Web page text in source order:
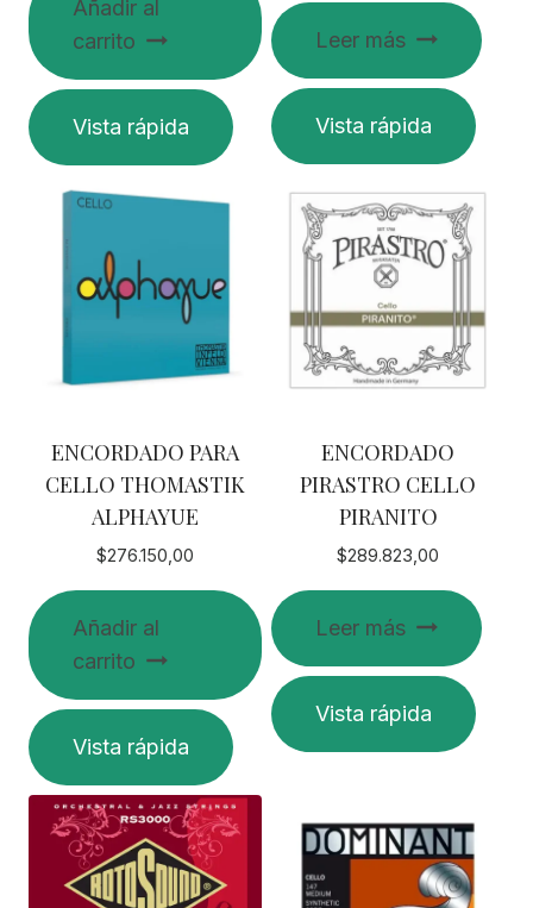
Añadir al
carrito
Vista rápida
Leer más
Vista rápida
ENCORDADO PARA
CELLO THOMASTIK
ALPHAYUE
$276.150,00
Añadir al
carrito
Vista rápida
ENCORDADO
PIRASTRO CELLO
PIRANITO
$289.823,00
Leer más
Vista rápida